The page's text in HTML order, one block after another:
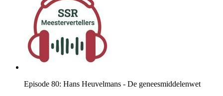
Episode 80: Hans Heuvelmans - De geneesmiddelenwet